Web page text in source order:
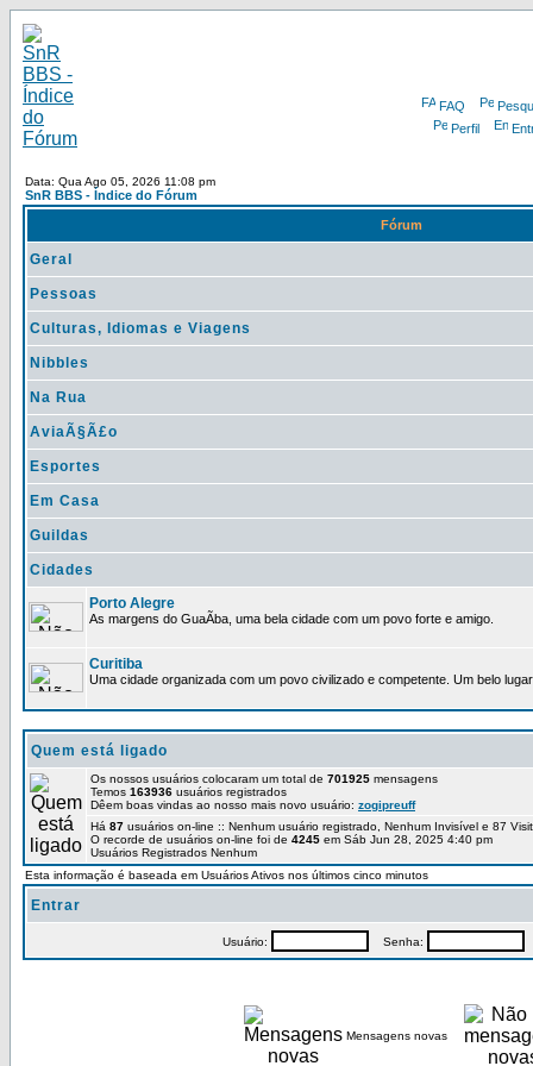
FAQ
Perfil
Data: Qua Ago 05, 2026 11:08 pm
SnR BBS - Índice do Fórum
Fórum
Geral
Pessoas
Culturas, Idiomas e Viagens
Nibbles
Na Rua
AviaÃ§Ã£o
Esportes
Em Casa
Guildas
Cidades
Porto Alegre
As margens do GuaÃ­ba, uma bela cidade com um povo forte e amigo.
Curitiba
Uma cidade organizada com um povo civilizado e competente. Um belo
Quem está ligado
Os nossos usuários colocaram um total de 701925 mensagens
Temos 163936 usuários registrados
Dêem boas vindas ao nosso mais novo usuário: zogipreuff
Há 87 usuários on-line :: Nenhum usuário registrado, Nenhum Invisível e 87
O recorde de usuários on-line foi de 4245 em Sáb Jun 28, 2025 4:40 pm
Usuários Registrados Nenhum
Esta informação é baseada em Usuários Ativos nos últimos cinco minutos
Entrar
Usuário: Senha:
Mensagens novas